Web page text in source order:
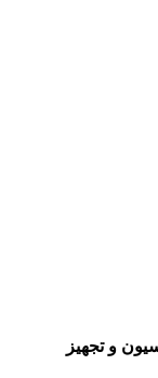
و تجهیز